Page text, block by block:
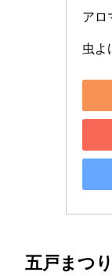
アロ
虫よ
五戸まつ